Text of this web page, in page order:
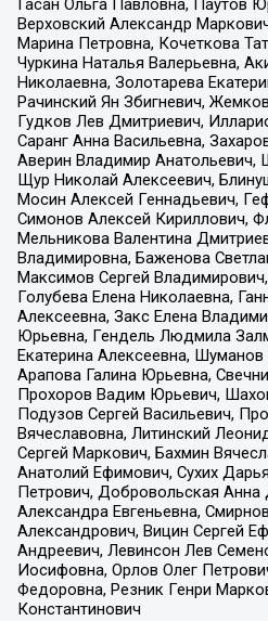
Гасан Ольга Павловна, Паутов
Верховский Александр
Марина Петровна, Кочеткова
Чуркина Наталья Валерьевна,
Николаевна, Золотарева
Рачинский Ян Збигневич,
Гудков Лев Дмитриевич,
Саранг Анна Васильевна,
Аверин Владимир Анатольевич,
Щур Николай Алексеевич,
Мосин Алексей Геннадьевич,
Симонов Алексей Кириллович,
Мельникова Валентина
Владимировна, Баженова
Максимов Сергей
Голубева Елена Николаевна,
Алексеевна, Закс Елена
Юрьевна, Гендель Людмила
Екатерина Алексеевна,
Арапова Галина Юрьевна,
Прохоров Вадим Юрьевич,
Подузов Сергей Васильевич,
Вячеславовна, Литинский
Сергей Маркович, Бахмин
Анатолий Ефимович, Сухих
Петрович, Добровольская Анна
Александра Евгеньевна,
Александрович, Вицин Сергей
Андреевич, Левинсон Лев
Иосифовна, Орлов Олег
Федоровна, Резник Генри
Константинович